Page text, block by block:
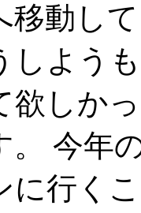
移動し
しよう
欲しか
。 今年
に行く